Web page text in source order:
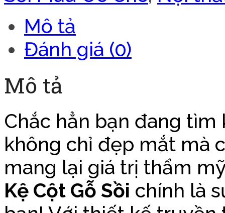
Mô tả
Đánh giá (0)
Mô tả
Chắc hẳn bạn đang
không chỉ đẹp mắt mà
mang lại giá trị thẩm
Kệ Cột Gỗ Sồi chính là